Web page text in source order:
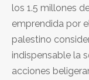
los 1.5 millones
emprendida por
palestino
indispensable la
acciones